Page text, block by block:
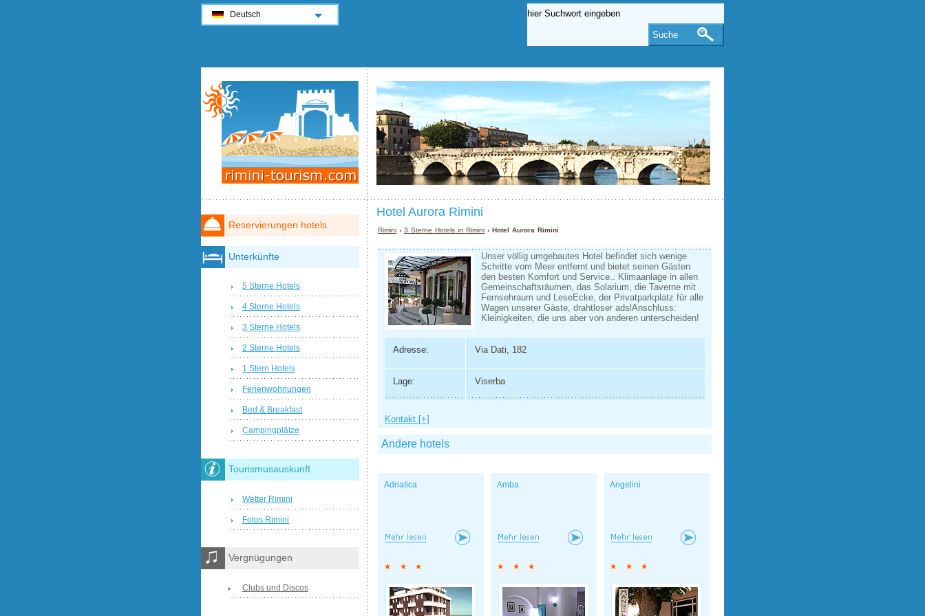
Hotel Aurora Rimini
Rimini ›3 Sterne Hotels in Rimini › Hotel Aurora Rimini
Unser völlig umgebautes Hotel befindet sich wenige
Schritte vom Meer entfernt und bietet seinen Gästen
den besten Komfort und Service.. Klimaanlage in allen
Gemeinschaftsräumen, das Solarium, die Taverne mit
Fernsehraum und Lese­Ecke, der Privatparkplatz für alle
Wagen unserer Gäste, drahtloser adsl­Anschluss:
Kleinigkeiten, die uns aber von anderen unterscheiden!
Adresse: Via Dati, 182
Lage: Viserba
Kontakt [+]
Andere hotels
Adriatica Amba Angelini
Reservierungen hotels
Unterkünfte
5 Sterne Hotels
4 Sterne Hotels
3 Sterne Hotels
2 Sterne Hotels
1 Stern Hotels
Ferienwohnungen
Bed & Breakfast
Campingplätze
Tourismusauskunft
Wetter Rimini
Fotos Rimini
Vergnügungen
Clubs und Discos
Deutsch
Suche